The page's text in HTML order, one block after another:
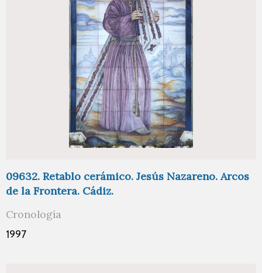
09632. Retablo cerámico. Jesús Nazareno. Arcos
de la Frontera. Cádiz.
Cronología
1997